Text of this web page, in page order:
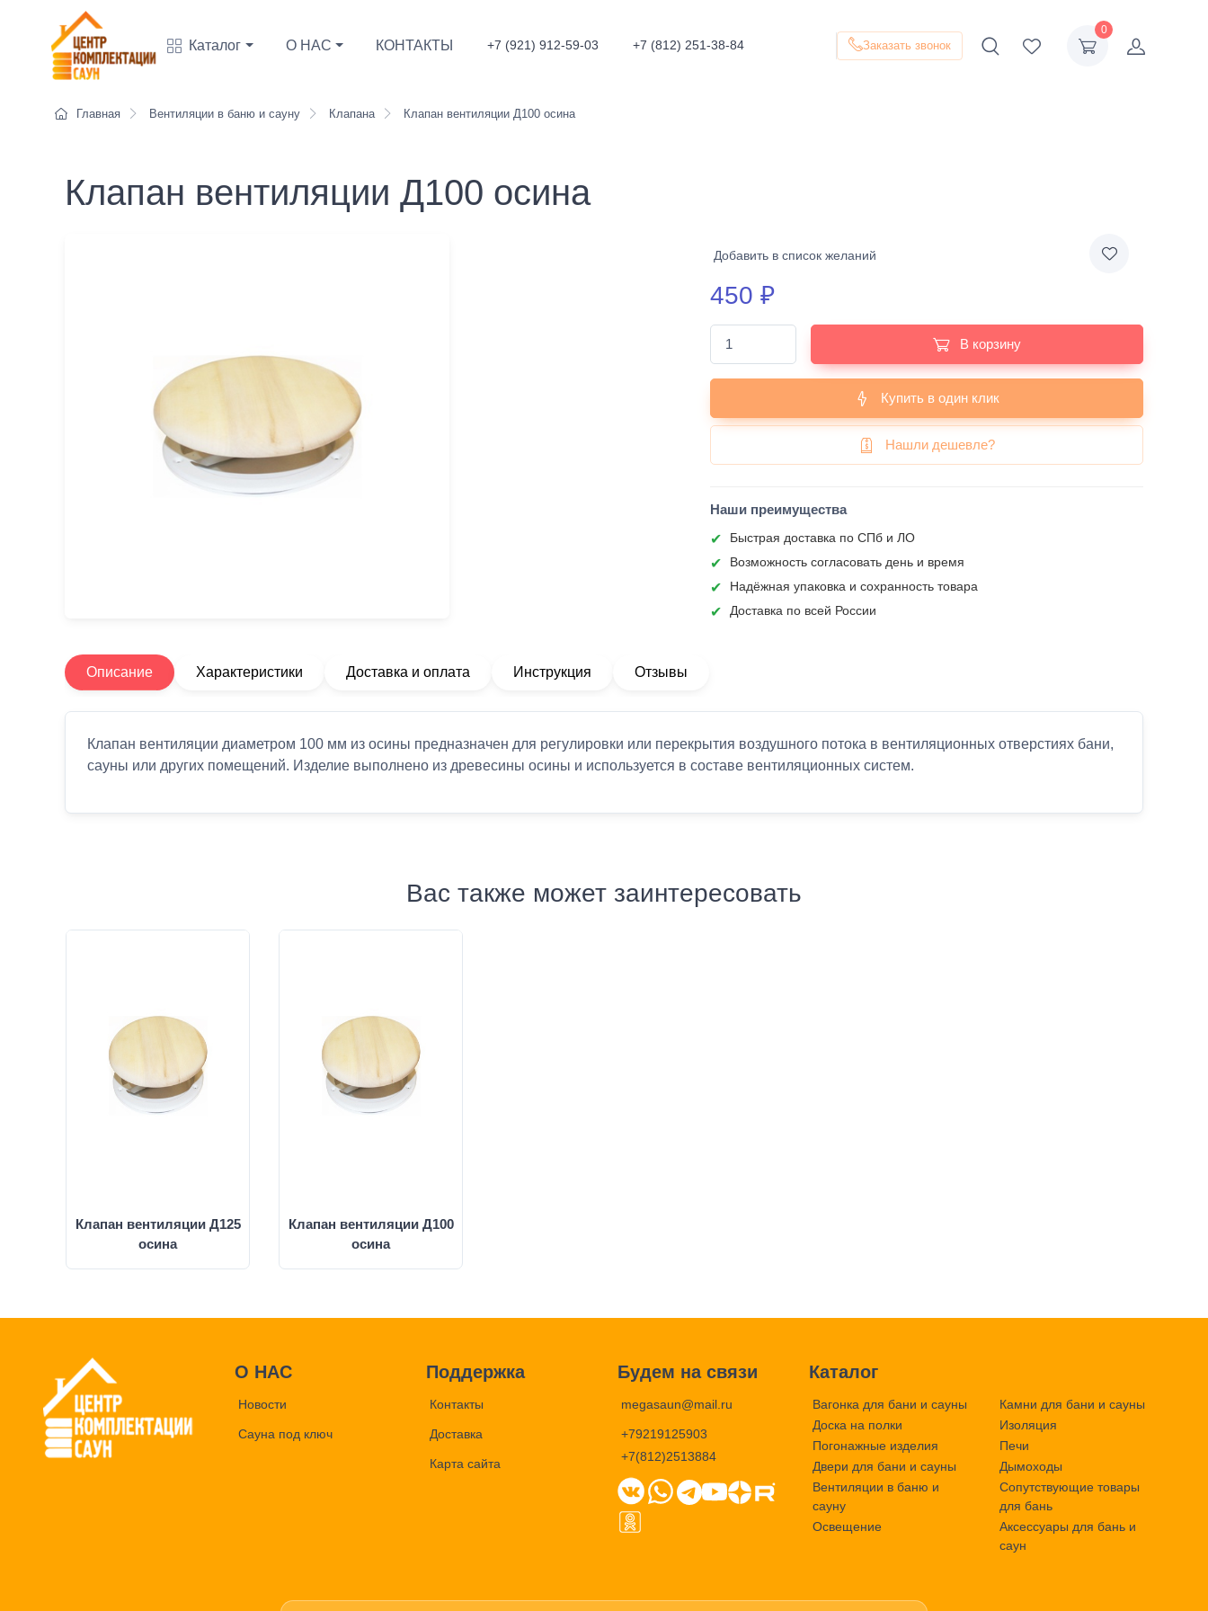
Каталог О НАС КОНТАКТЫ +7 (921) 912-59-03 +7 (812) 251-38-84 Заказать звонок
0
Главная Вентиляции в баню и сауну Клапана Клапан вентиляции Д100 осина
Клапан вентиляции Д100 осина
Добавить в список желаний
450 ₽
В корзину
Купить в один клик
Нашли дешевле?
Наши преимущества
Быстрая доставка по СПб и ЛО
Возможность согласовать день и время
Надёжная упаковка и сохранность товара
Доставка по всей России
Описание Характеристики Доставка и оплата Инструкция Отзывы
Клапан вентиляции диаметром 100 мм из осины предназначен для регулировки или перекрытия воздушного потока в вентиляционных отверстиях бани,
сауны или других помещений. Изделие выполнено из древесины осины и используется в составе вентиляционных систем.
Вас также может заинтересовать
Клапан вентиляции Д125
осина
Клапан вентиляции Д100
осина
О НАС
Новости
Сауна под ключ
Поддержка
Контакты
Доставка
Карта сайта
Будем на связи
megasaun@mail.ru
+79219125903
+7(812)2513884
Каталог
Вагонка для бани и сауны
Доска на полки
Погонажные изделия
Двери для бани и сауны
Вентиляции в баню и
сауну
Освещение
Камни для бани и сауны
Изоляция
Печи
Дымоходы
Сопутствующие товары
для бань
Аксессуары для бань и
саун